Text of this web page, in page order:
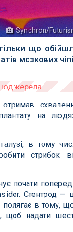
Synchron/
що
мозкових
на
в тому
стрибок
почати
Стентрод —
полягає в тому,
щоб надати